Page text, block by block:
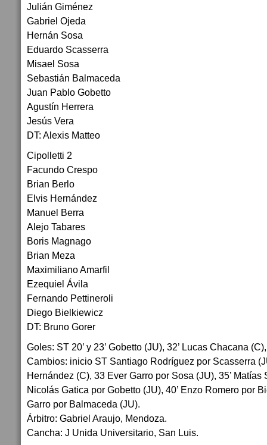
Julián Giménez
Gabriel Ojeda
Hernán Sosa
Eduardo Scasserra
Misael Sosa
Sebastián Balmaceda
Juan Pablo Gobetto
Agustín Herrera
Jesús Vera
DT: Alexis Matteo
Cipolletti 2
Facundo Crespo
Brian Berlo
Elvis Hernández
Manuel Berra
Alejo Tabares
Boris Magnago
Brian Meza
Maximiliano Amarfil
Ezequiel Ávila
Fernando Pettineroli
Diego Bielkiewicz
DT: Bruno Gorer
Goles: ST 20’ y 23’ Gobetto (JU), 32’ Lucas Chacana
Cambios: inicio ST Santiago Rodríguez por Scasserra
Hernández (C), 33 Ever Garro por Sosa (JU), 35’ Matías
Nicolás Gatica por Gobetto (JU), 40’ Enzo Romero por
Garro por Balmaceda (JU).
Árbitro: Gabriel Araujo, Mendoza.
Cancha: J Unida Universitario, San Luis.